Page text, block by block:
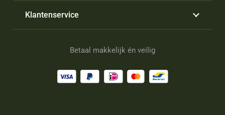
Klantenservice
Betaal makkelijk én veilig